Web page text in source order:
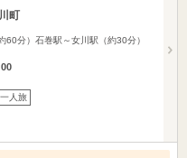
町
60分）石巻駅～女川駅（約30分）
人旅